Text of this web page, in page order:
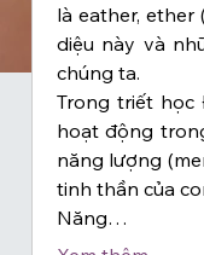
là eather,
diệu này và
chúng ta.
Trong triết học
hoạt động
năng lượng
tinh thần của
Năng…